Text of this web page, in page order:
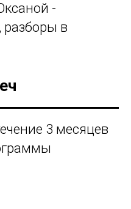
-
разборы в
3 месяцев